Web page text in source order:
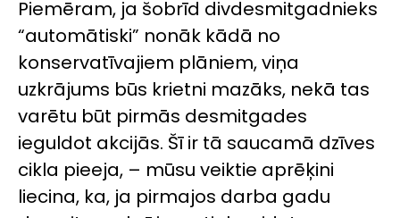
Piemēram, ja šobrīd divdesmitgadnieks
“automātiski” nonāk kādā no
konservatīvajiem plāniem, viņa
uzkrājums būs krietni mazāks, nekā tas
varētu būt pirmās desmitgades
ieguldot akcijās. Šī ir tā saucamā dzīves
cikla pieeja, – mūsu veiktie aprēķini
liecina, ka, ja pirmajos darba gadu